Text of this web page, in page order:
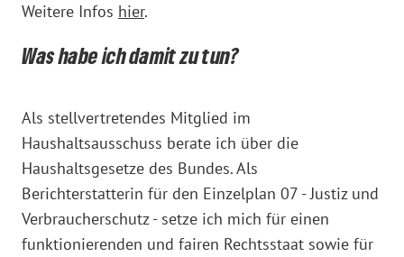
Weitere Infos hier.
Was habe ich damit zu tun?
Als stellvertretendes Mitglied im
Haushaltsausschuss berate ich über die
Haushaltsgesetze des Bundes. Als
Berichterstatterin für den Einzelplan 07 - Justiz und
Verbraucherschutz - setze ich mich für einen
funktionierenden und fairen Rechtsstaat sowie für